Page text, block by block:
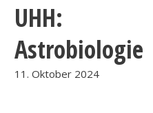
UHH:
Astrobiologie
11. Oktober 2024